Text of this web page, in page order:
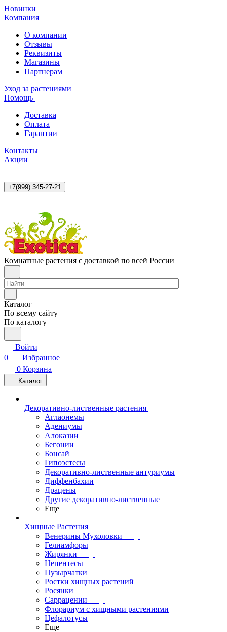
Новинки
Компания
О компании
Отзывы
Реквизиты
Магазины
Партнерам
Уход за растениями
Помощь
Доставка
Оплата
Гарантии
Контакты
Акции
+7(999) 345-27-21
Комнатные растения с доставкой по всей России
Каталог
По всему сайту
По каталогу
Войти
0
Избранное
0 Корзина
Каталог
Декоративно-лиственные растения
Аглаонемы
Адениумы
Алоказии
Бегонии
Бонсай
Гипоэстесы
Декоративно-лиственные антуриумы
Диффенбахии
Драцены
Другие декоративно-лиственные
Еще
Хищные Растения
Венерины Мухоловки
Гелиамфоры
Жирянки
Непентесы
Пузырчатки
Ростки хищных растений
Росянки
Саррацении
Флорариум с хищными растениями
Цефалотусы
Еще